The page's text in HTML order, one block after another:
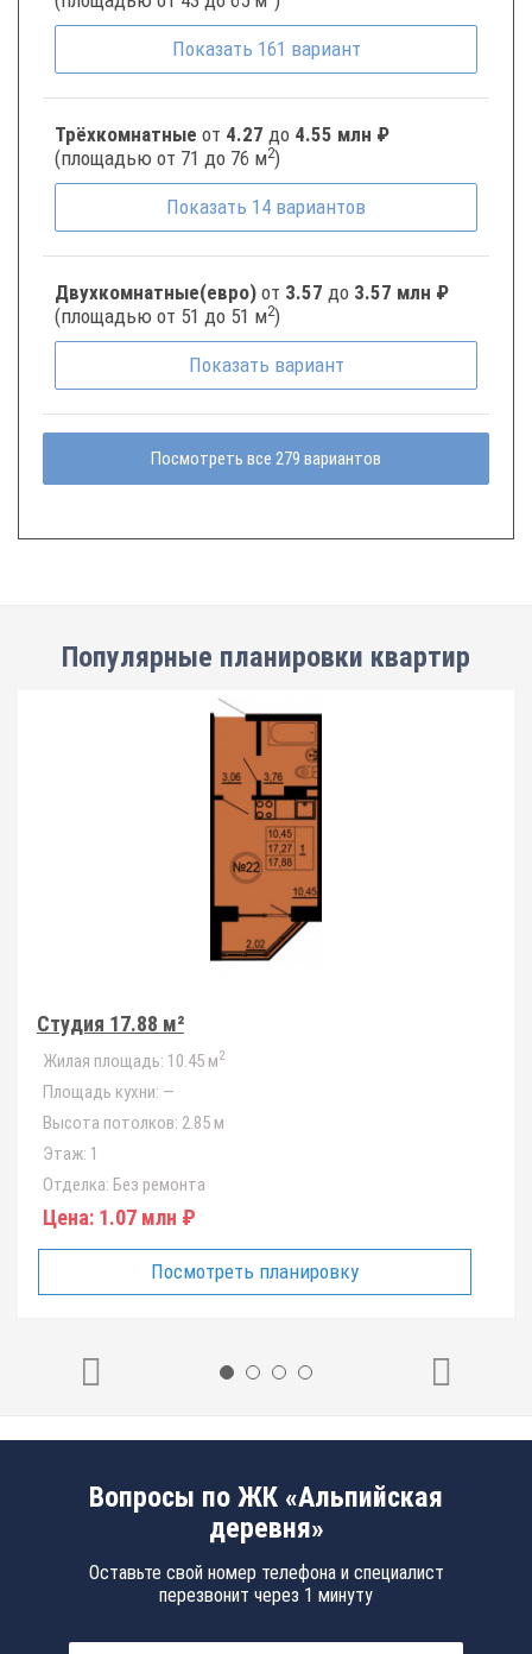
Показать 161 вариант
Трёхкомнатные от 4.27 до 4.55 млн ₽
(площадью от 71 до 76 м2)
Показать 14 вариантов
Двухкомнатные(евро) от 3.57 до 3.57 млн ₽
(площадью от 51 до 51 м2)
Показать вариант
Посмотреть все 279 вариантов
Популярные планировки квартир
Студия 17.88 м²
Жилая площадь: 10.45 м2
Площадь кухни: —
Высота потолков: 2.85 м
Этаж: 1
Отделка: Без ремонта
Цена: 1.07 млн ₽
Посмотреть планировку
Вопросы по ЖК «Альпийская
деревня»
Оставьте свой номер телефона и специалист
перезвонит через 1 минуту